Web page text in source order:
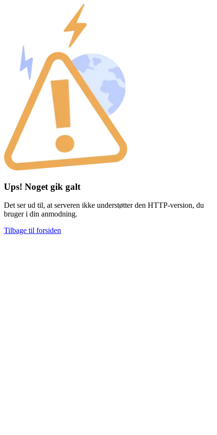
Ups! Noget gik galt
Det ser ud til, at serveren ikke understøtter den HTTP-version, du
bruger i din anmodning.
Tilbage til forsiden